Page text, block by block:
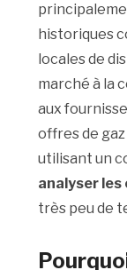
historiques
locales de
marché à la
aux
offres de
utilisant un
analyser
très peu de